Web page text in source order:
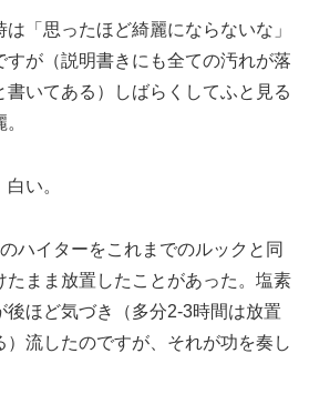
「思ったほど綺麗にならないな」
すが（説明書きにも全ての汚れが落
書いてある）しばらくしてふと見る
い。
ハイターをこれまでのルックと同
たまま放置したことがあった。塩素
後ほど気づき（多分2-3時間は放置
）流したのですが、それが功を奏し